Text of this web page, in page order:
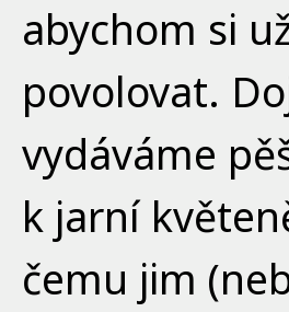
abychom si
povolovat.
vydáváme
k jarní
čemu jim